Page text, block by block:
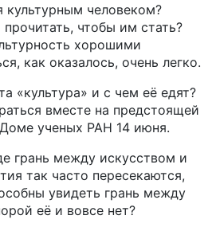
культурным человеком?
чтобы им стать?
хорошими
как оказалось, очень легко.
«культура» и с чем её едят?
вместе на предстоящей
ученых РАН 14 июня.
грань между искусством и
так часто пересекаются,
увидеть грань между
её и вовсе нет?